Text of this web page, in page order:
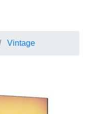
Vintage